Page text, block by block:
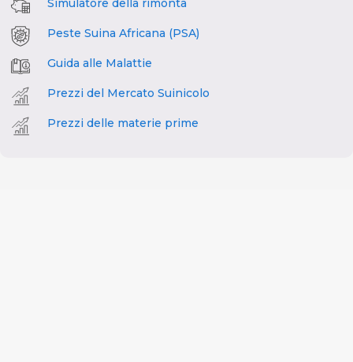
Peste Suina Africana (PSA)
Guida alle Malattie
Prezzi del Mercato Suinicolo
Prezzi delle materie prime